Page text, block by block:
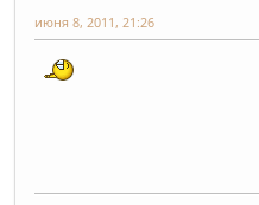
июня 8, 2011, 21:26